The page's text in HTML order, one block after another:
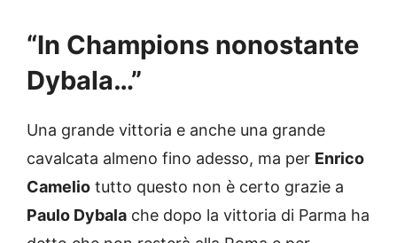
“In Champions nonostante
Dybala…”
Una grande vittoria e anche una grande
cavalcata almeno fino adesso, ma per Enrico
Camelio tutto questo non è certo grazie a
Paulo Dybala che dopo la vittoria di Parma ha